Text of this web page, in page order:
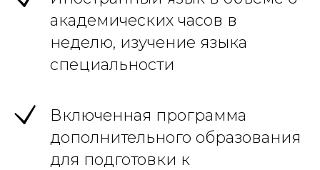
академических часов в
неделю, изучение языка
специальности
Включенная программа
дополнительного образования
для подготовки к